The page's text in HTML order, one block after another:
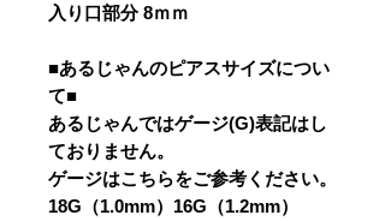
入り口部分 8ｍｍ
■あるじゃんのピアスサイズについ
て■
あるじゃんではゲージ(G)表記はし
ておりません。
ゲージはこちらをご参考ください。
18G（1.0mm）16G（1.2mm）